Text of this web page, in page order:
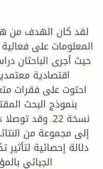
لقد كان الهدف من
المعلومات على
حيث أجرى الباحثان
اقتصادية
احتوت على فقرات
بنموذج البحث
إلى مجموعة من
دلالة إحصائية
الجبائي